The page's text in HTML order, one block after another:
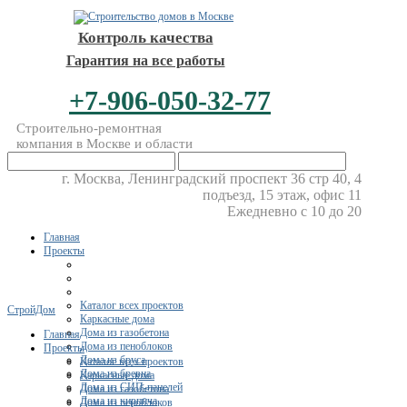
Контроль качества
Гарантия на все работы
+7-906-050-32-77
Строительно-ремонтная
компания в Москве и области
г. Москва, Ленинградский проспект 36 стр 40, 4
подъезд, 15 этаж, офис 11
Ежедневно с 10 до 20
Главная
Проекты
Каталог всех проектов
Каркасные дома
Дома из газобетона
Дома из пеноблоков
Дома из бруса
Дома из бревна
Дома из СИП-панелей
Дома из кирпича
СтройДом
Главная
Проекты
Каталог всех проектов
Каркасные дома
Дома из газобетона
Дома из пеноблоков